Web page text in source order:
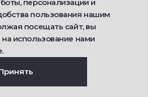
оферты о продаже товаров
персонализации и
пользования нашим
посещать сайт, вы
использование нами